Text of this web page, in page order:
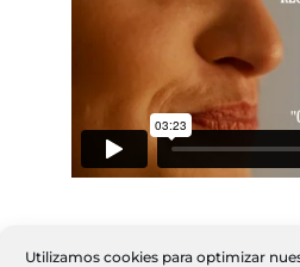
Utilizamos cookies para optimizar